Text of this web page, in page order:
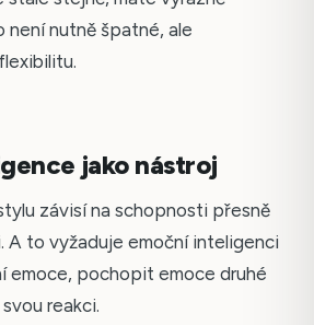
není nutně špatné, ale
jako nástroj
závisí na schopnosti přesně
to vyžaduje emoční inteligenci
emoce, pochopit emoce druhé
reakci.